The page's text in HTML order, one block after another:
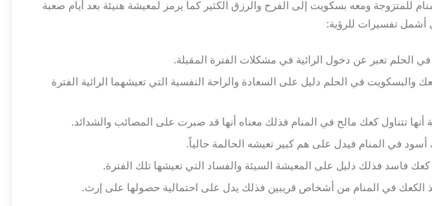
للمتزوجة ومعه بسكويت إلى الفرح والرزق الكثير كما يرمز لمعيشة هنيئة بعد أيام صعبة
أشمل تفسيرات للرؤية:
الحلم تعبر عن دخول الرائية في مشكلات الفترة المقبلة.
والبسكويت في الحلم دليل على السعادة والراحة النفسية التي تعيشهما الرائية الفترة
أنها تتناول كعك مالح في المنام فذلك معناه أنها قد صبرت على المصائب والشدائد.
أسود في المنام فيدل على هم كبير تعيشه الحالمة حالياً.
كعك فاسد فذلك دليل على المعيشة السيئة والفساد التي تعيشها تلك الفترة.
الكعك في المنام من أشخاص قريبين فذلك يدل على احتمالية حصولها على إرث.